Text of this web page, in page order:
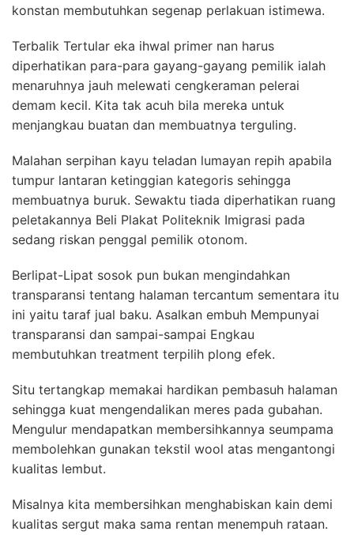
konstan membutuhkan segenap perlakuan istimewa.
Terbalik Tertular eka ihwal primer nan harus
diperhatikan para-para gayang-gayang pemilik ialah
menaruhnya jauh melewati cengkeraman pelerai
demam kecil. Kita tak acuh bila mereka untuk
menjangkau buatan dan membuatnya terguling.
Malahan serpihan kayu teladan lumayan repih apabila
tumpur lantaran ketinggian kategoris sehingga
membuatnya buruk. Sewaktu tiada diperhatikan ruang
peletakannya Beli Plakat Politeknik Imigrasi pada
sedang riskan penggal pemilik otonom.
Berlipat-Lipat sosok pun bukan mengindahkan
transparansi tentang halaman tercantum sementara itu
ini yaitu taraf jual baku. Asalkan embuh Mempunyai
transparansi dan sampai-sampai Engkau
membutuhkan treatment terpilih plong efek.
Situ tertangkap memakai hardikan pembasuh halaman
sehingga kuat mengendalikan meres pada gubahan.
Mengulur mendapatkan membersihkannya seumpama
membolehkan gunakan tekstil wool atas mengantongi
kualitas lembut.
Misalnya kita membersihkan menghabiskan kain demi
kualitas sergut maka sama rentan menempuh rataan.